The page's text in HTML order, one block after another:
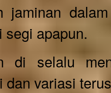
jaminan
segi apapun.
di selalu
dan variasi